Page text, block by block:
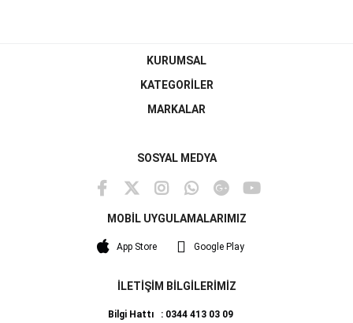
KURUMSAL
KATEGORİLER
MARKALAR
SOSYAL MEDYA
MOBİL UYGULAMALARIMIZ
App Store Google Play
İLETİŞİM BİLGİLERİMİZ
Bilgi Hattı : 0344 413 03 09